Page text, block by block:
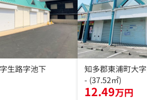
生路字池下
知多郡東浦町大
- (37.52㎡)
12.49万円